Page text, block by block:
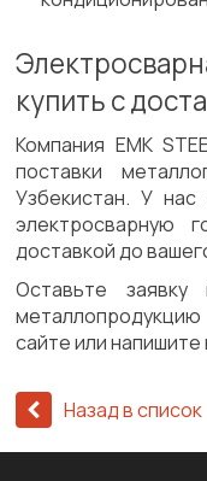
купить с
Компания ЕМК
поставки
Узбекистан. У
электросварную
доставкой до
Оставьте
сайте или
Назад в список